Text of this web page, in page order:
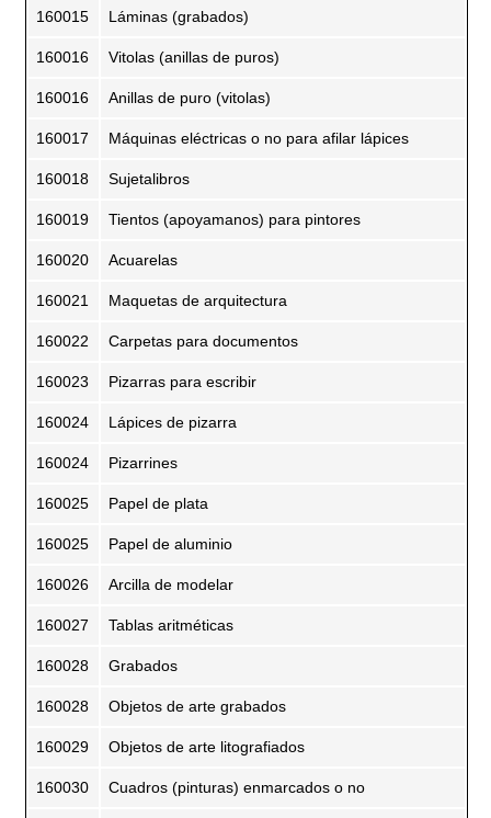
160015 Láminas (grabados)
160016 Vitolas (anillas de puros)
160016 Anillas de puro (vitolas)
160017 Máquinas eléctricas o no para afilar lápices
160018 Sujetalibros
160019 Tientos (apoyamanos) para pintores
160020 Acuarelas
160021 Maquetas de arquitectura
160022 Carpetas para documentos
160023 Pizarras para escribir
160024 Lápices de pizarra
160024 Pizarrines
160025 Papel de plata
160025 Papel de aluminio
160026 Arcilla de modelar
160027 Tablas aritméticas
160028 Grabados
160028 Objetos de arte grabados
160029 Objetos de arte litografiados
160030 Cuadros (pinturas) enmarcados o no